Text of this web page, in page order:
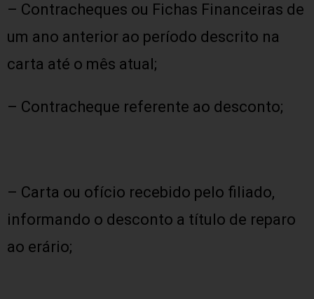
– Contracheques ou Fichas Financeiras de
um ano anterior ao período descrito na
carta até o mês atual;
– Contracheque referente ao desconto;
– Carta ou ofício recebido pelo filiado,
informando o desconto a título de reparo
ao erário;